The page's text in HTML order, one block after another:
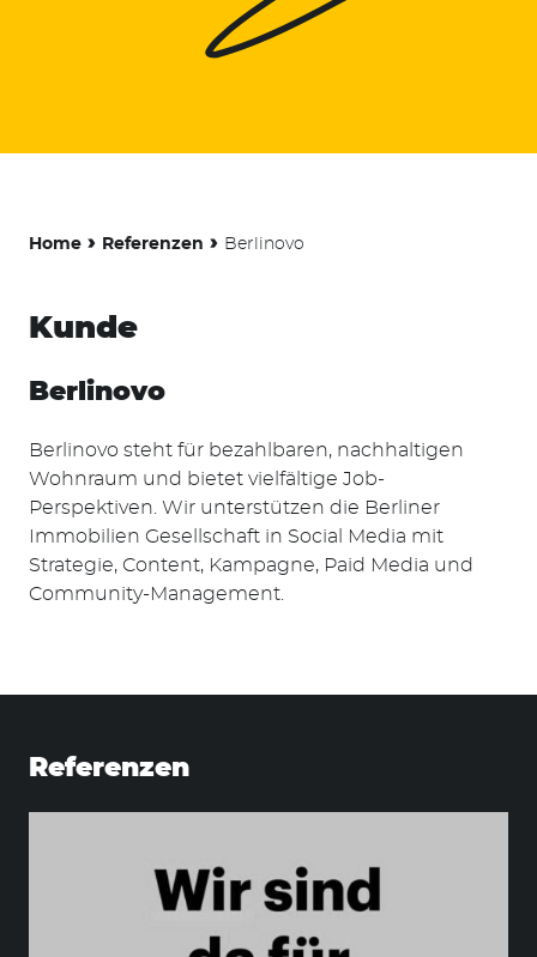
Home › Referenzen › Berlinovo
Kunde
Berlinovo
Berlinovo steht für bezahlbaren, nachhaltigen
Wohnraum und bietet vielfältige Job-
Perspektiven. Wir unterstützen die Berliner
Immobilien Gesellschaft in Social Media mit
Strategie, Content, Kampagne, Paid Media und
Community-Management.
Referenzen